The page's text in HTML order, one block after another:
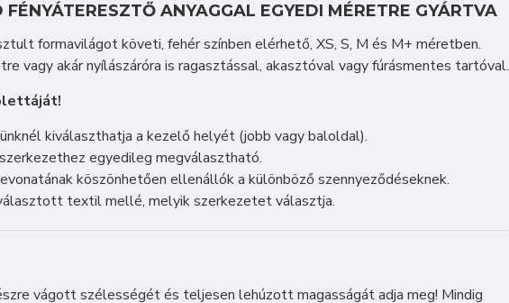
ANYAGGAL EGYEDI MÉRETRE GYÁRTVA
formavilágot követi, fehér színben elérhető, XS, S, M és M+ méretben.
vagy akár nyílászáróra is ragasztással, akasztóval vagy fúrásmentes tartóval.
kiválaszthatja a kezelő helyét (jobb vagy baloldal).
egyedileg megválasztható.
köszönhetően ellenállók a különböző szennyeződéseknek.
textil mellé, melyik szerkezetet választja.
vágott szélességét és teljesen lehúzott magasságát adja meg! Mindig